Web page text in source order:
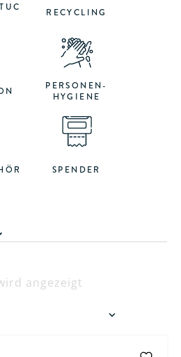
RECYCLING
PERSONEN-
HYGIENE
SPENDER
angezeigt